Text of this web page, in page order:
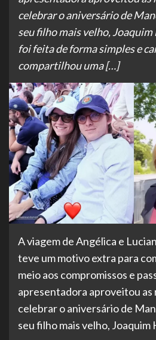
celebrar o aniversário de
seu filho mais velho,
foi feita de forma simples e
compartilhou uma […]
A viagem de Angélica e
teve um motivo extra para
meio aos compromissos e
apresentadora aproveitou as
celebrar o aniversário de
seu filho mais velho, Joaquim